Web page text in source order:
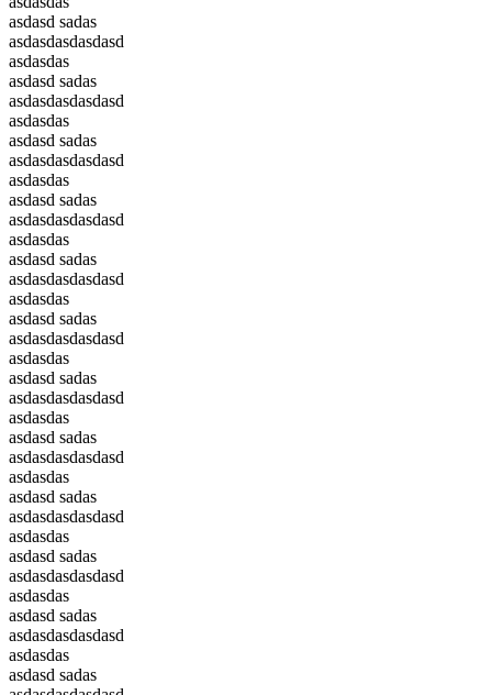
asdasd sadas
asdasdasdasdasd
asdasdas
asdasd sadas
asdasdasdasdasd
asdasdas
asdasd sadas
asdasdasdasdasd
asdasdas
asdasd sadas
asdasdasdasdasd
asdasdas
asdasd sadas
asdasdasdasdasd
asdasdas
asdasd sadas
asdasdasdasdasd
asdasdas
asdasd sadas
asdasdasdasdasd
asdasdas
asdasd sadas
asdasdasdasdasd
asdasdas
asdasd sadas
asdasdasdasdasd
asdasdas
asdasd sadas
asdasdasdasdasd
asdasdas
asdasd sadas
asdasdasdasdasd
asdasdas
asdasd sadas